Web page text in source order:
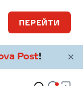
ПЕРЕЙТИ